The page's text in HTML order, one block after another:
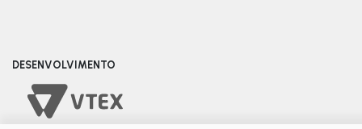
DESENVOLVIMENTO